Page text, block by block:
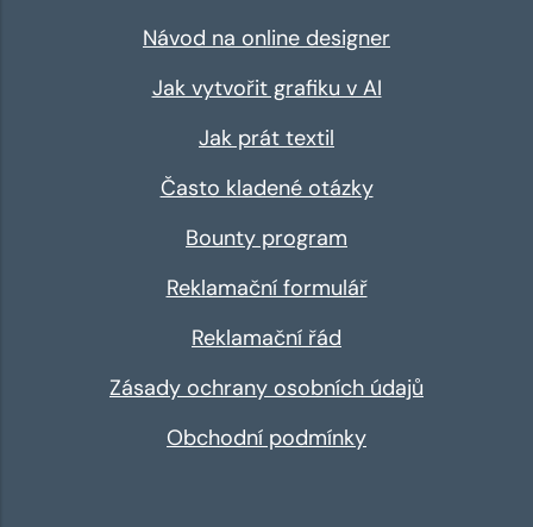
Návod na online designer
Jak vytvořit grafiku v AI
Jak prát textil
Často kladené otázky
Bounty program
Reklamační formulář
Reklamační řád
Zásady ochrany osobních údajů
Obchodní podmínky